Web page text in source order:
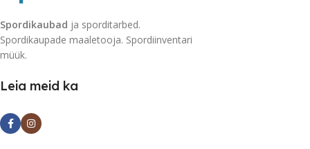
Spordikaubad ja sporditarbed.
Spordikaupade maaletooja. Spordiinventari
müük.
Leia meid ka